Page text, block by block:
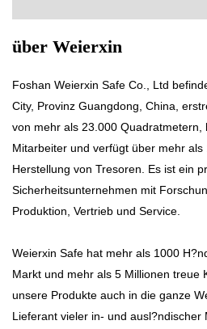
über Weierxin
Foshan Weierxin Safe Co., Ltd
City, Provinz Guangdong, China,
von mehr als 23.000 Quadratmetern,
Mitarbeiter und verfügt über mehr
Herstellung von Tresoren. Es ist ein
Sicherheitsunternehmen mit
Produktion, Vertrieb und Service.
Weierxin Safe hat mehr als 1000
Markt und mehr als 5 Millionen treue
unsere Produkte auch in die ganze
Lieferant vieler in- und ausl?ndischer